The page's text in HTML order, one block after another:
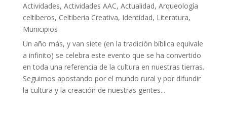
Actividades, Actividades AAC, Actualidad, Arqueología
celtíberos, Celtiberia Creativa, Identidad, Literatura,
Municipios
Un año más, y van siete (en la tradición bíblica equivale
a infinito) se celebra este evento que se ha convertido
en toda una referencia de la cultura en nuestras tierras.
Seguimos apostando por el mundo rural y por difundir
la cultura y la creación de nuestras gentes...